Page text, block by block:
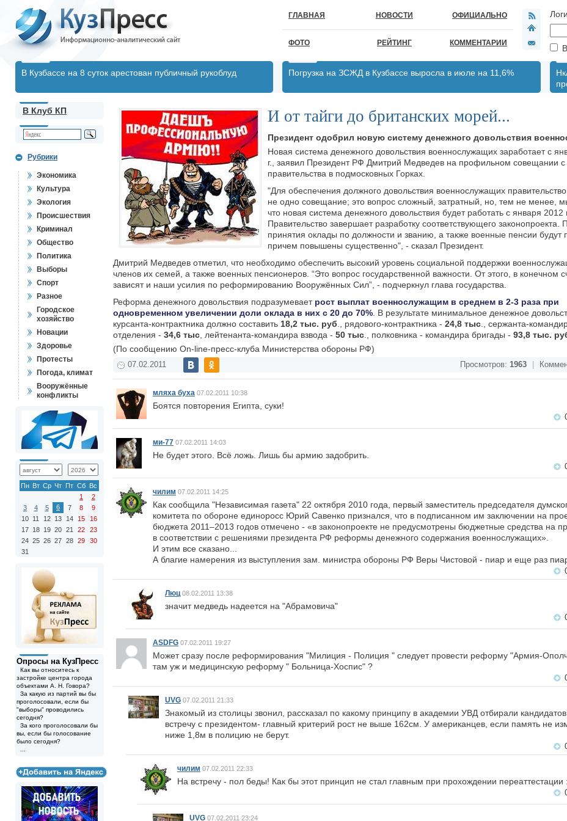
ГЛАВНАЯ НОВОСТИ ОФИЦИАЛЬНО
ФОТО РЕЙТИНГ КОММЕНТАРИИ
В Кузбассе на 8 суток арестован публичный рукоблуд Погрузка на ЗСЖД в Кузбассе выросла в июле на 11,6%
В Клуб КП
Рубрики
Экономика
Культура
Экология
Происшествия
Криминал
Общество
Политика
Выборы
Спорт
Разное
Городское
хозяйство
Новации
Здоровье
Протесты
Погода, климат
Вооружённые
конфликты
Пн Вт Ср Чт Пт Сб Вс
1
2
3
4 5 6 7 8
9
10 11 12 13 14 15
16
17 18 19 20 21 22
23
24 25 26 27 28 29
30
31
Опросы на КузПресс
Как вы относитесь к
застройке центра города
объектами А. Н. Говора?
За какую из партий вы бы
проголосовали, если бы
"выборы" проводились
сегодня?
За кого проголосовали бы
вы, если бы голосование
было сегодня?
И от тайги до британских морей...
Президент одобрил новую систему денежного довольствия
Новая система денежного довольствия военнослужащих заработает с
г., заявил Президент РФ Дмитрий Медведев на профильном совещании
правительства в подмосковных Горках.
"Для обеспечения должного довольствия военнослужащих
не одно совещание; это вопрос сложный, затратный, но, тем не менее,
что новая система денежного довольствия будет работать с января 2012
Правительство завершает разработку соответствующего законопроекта.
принятия оклады по должности и званию, а также военные пенсии будут
причем повышены существенно", - сказал Президент.
Дмитрий Медведев отметил, что необходимо обеспечить высокий уровень социальной поддержки
членов их семей, а также военных пенсионеров. “Это вопрос государственной важности. От этого, в конечном
зависят и наши усилия по реформированию Вооружённых Сил”, - подчеркнул глава государства.
Реформа денежного довольствия подразумевает рост выплат военнослужащим в среднем в 2-3 раза при
одновременном увеличении доли оклада в них с 20 до 70% . В результате минимальное денежное
курсанта-контрактника должно составить 18,2 тыс. руб ., рядового-контрактника - 24,8 тыс ., сержанта-
отделения - 34,6 тыс , лейтенанта-командира взвода - 50 тыс ., полковника - командира бригады - 93,8 тыс.
(По сообщению On-line-пресс-клуба Министерства обороны РФ)
07.02.2011 Просмотров: 1963
мляха буха 07.02.2011 10:38
Боятся повторения Египта, суки!
ми-77 07.02.2011 14:03
Не будет этого. Всё ложь. Лишь бы армию задобрить.
чилим 07.02.2011 14:25
Как сообщила "Независимая газета" 22 октября 2010 года, первый заместитель председателя
комитета по обороне единоросс Юрий Савенко признался, что в подписанном им заключении на
бюджета 2011–2013 годов отмечено - «в законопроекте не предусмотрены бюджетные средства на
в соответствии с решениями президента РФ реформы денежного содержания военнослужащих».
И этим все сказано...
А благие намерения из выступления зам. министра обороны РФ Веры Чистовой - пиар и еще раз
Люц 08.02.2011 13:38
значит медведь надеется на "Абрамовича"
ASDFG 07.02.2011 19:27
Может сразу после реформирования "Милиция - Полиция " следует провести реформу "Армия-
там уж и медицинскую реформу " Больница-Хоспис" ?
UVG 07.02.2011 21:33
Знакомый из столицы звонил, рассказал по какому принципу в академии УВД отбирали
встречу с президентом- главный критерий рост не выше 162см. У американцев, если память не
ниже 1,8м в полицию не берут.
чилим 07.02.2011 22:33
На встречу - пол беды! Как бы этот принцип не стал главным при прохождении переаттестации
UVG 07.02.2011 23:24